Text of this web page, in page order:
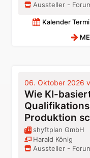
Aussteller -
Kalender
06. Oktober 2026
Wie KI-
Produktion
shyftplan GmbH
Harald König
Aussteller -